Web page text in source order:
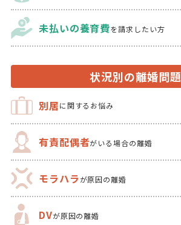
未払いの養育費を請求したい方
状況別の離婚問題
別居に関するお悩み
有責配偶者がいる場合の離婚
モラハラが原因の離婚
DVが原因の離婚